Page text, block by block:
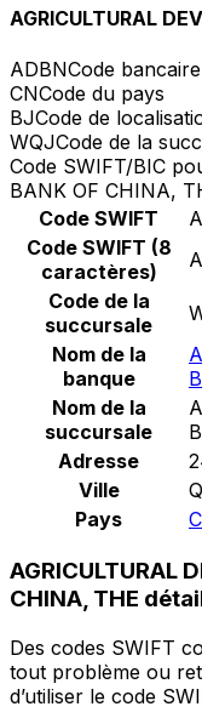
AGRICULTURAL
ADBNCode bancaire
CNCode du pays
BJCode de
WQJCode de la
Code SWIFT/BIC
BANK OF CHINA,
Code SWIFT
Code SWIFT (8
caractères)
Code de la
succursale
Nom de la
banque
Nom de la
succursale
Adresse
Ville
Pays
AGRICULTURAL
CHINA, THE
Des codes SWIFT
tout problème ou
d’utiliser le code